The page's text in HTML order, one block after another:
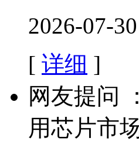
2026-07-
[ 详细 ]
网友提问
用芯片市